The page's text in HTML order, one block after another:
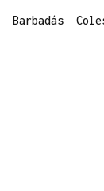
Barbadás